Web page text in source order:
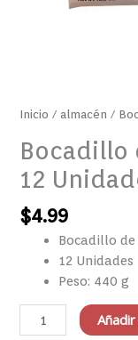
Inicio /almacén /
Bocadillo
12
$4.99
Bocadillo de
12 Unidades
Peso: 440 g